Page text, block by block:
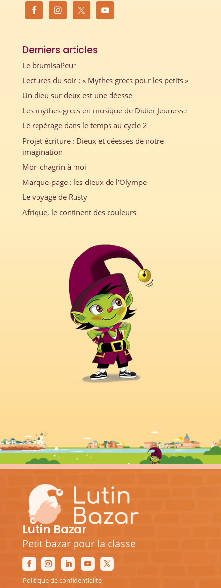
Derniers articles
Le brumisaPeur
Lectures du soir : « Mythes grecs pour les petits »
Un dieu sur deux est une déesse
Les mythes grecs en musique de Didier Jeunesse
Le repérage dans le temps au cycle 2
Projet écriture : Dieux et déesses de notre
imagination
Mon chagrin à moi
Marque-page : les dieux de l’Olympe
Le voyage de Rusty
Afrique, le continent des couleurs
Lutin Bazar
Petit bazar pour la classe
Politique de confidentialité